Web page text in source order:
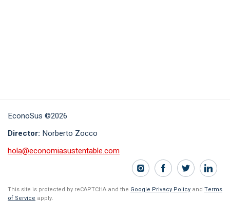
EconoSus ©2026
Director: Norberto Zocco
hola@economiasustentable.com
This site is protected by reCAPTCHA and the Google Privacy Policy and Terms
of Service apply.